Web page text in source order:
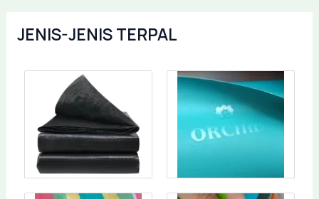
JENIS-JENIS TERPAL